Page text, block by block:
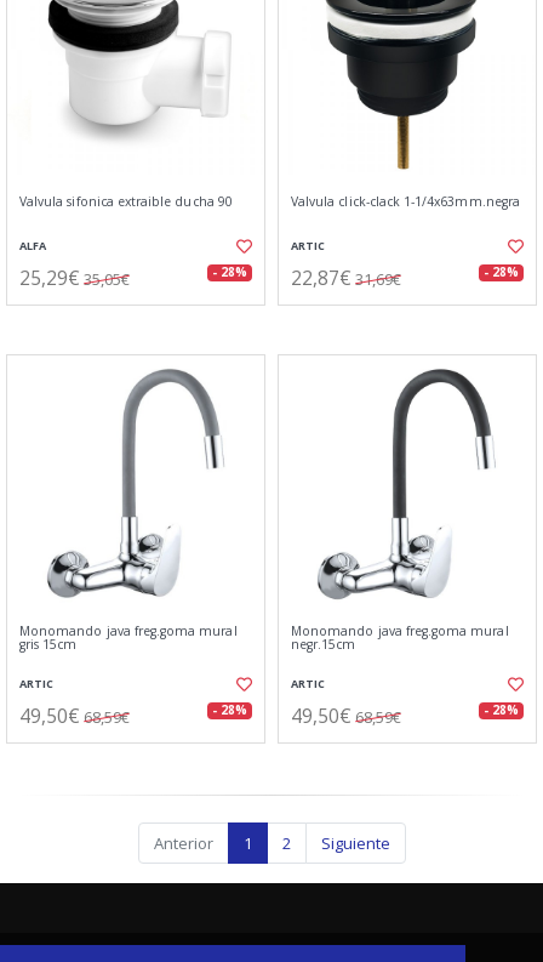
Valvula sifonica extraible ducha 90
ALFA
25,29€ 35,05€ - 28%
Valvula click-clack 1-1/4x63mm.negra
ARTIC
22,87€ 31,69€ - 28%
Monomando java freg.goma mural
gris 15cm
ARTIC
49,50€ 68,59€ - 28%
Monomando java freg.goma mural
negr.15cm
ARTIC
49,50€ 68,59€ - 28%
Anterior 1 2 Siguiente